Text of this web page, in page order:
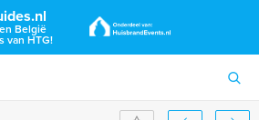
België
van HTG!